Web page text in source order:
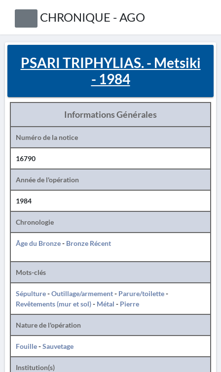
CHRONIQUE - AGO
PSARI TRIPHYLIAS. - Metsiki
- 1984
Informations Générales
Numéro de la notice
16790
Année de l'opération
1984
Chronologie
Âge du Bronze- Bronze Récent
Mots-clés
Sépulture-Outillage/armement- Parure/toilette-
Revêtements (mur et sol)- Métal - Pierre
Nature de l'opération
Fouille-Sauvetage
Institution(s)